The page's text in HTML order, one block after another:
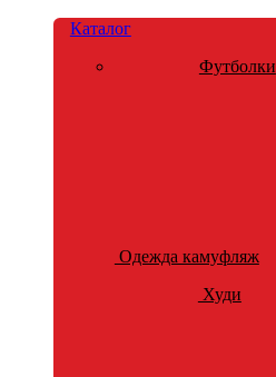
Каталог
Футболки
Одежда камуфляж
Худи